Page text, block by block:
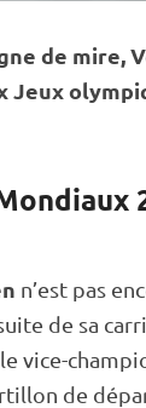
de mire,
Jeux
n’est pas
de sa
vice-
de